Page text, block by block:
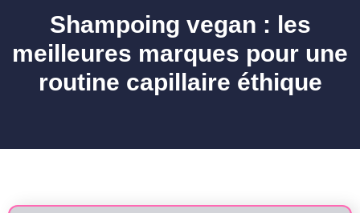
Shampoing vegan : les
meilleures marques pour une
routine capillaire éthique